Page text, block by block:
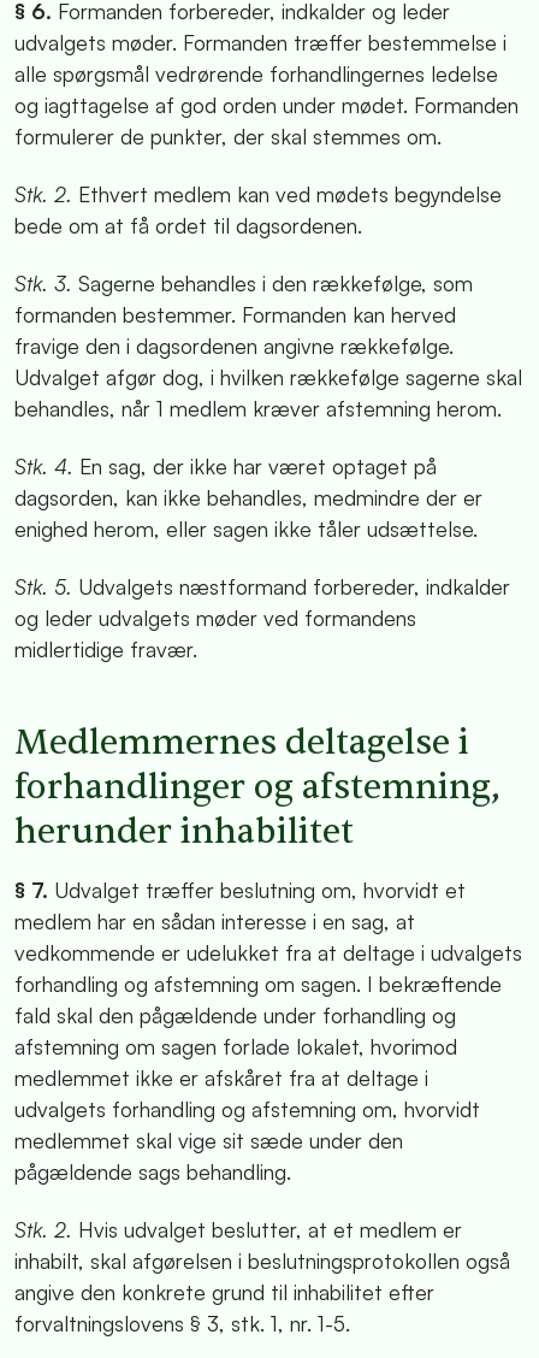
§ 6. Formanden forbereder, indkalder og leder
udvalgets møder. Formanden træffer bestemmelse i
alle spørgsmål vedrørende forhandlingernes ledelse
og iagttagelse af god orden under mødet. Formanden
formulerer de punkter, der skal stemmes om.
Stk. 2. Ethvert medlem kan ved mødets begyndelse
bede om at få ordet til dagsordenen.
Stk. 3. Sagerne behandles i den rækkefølge, som
formanden bestemmer. Formanden kan herved
fravige den i dagsordenen angivne rækkefølge.
Udvalget afgør dog, i hvilken rækkefølge sagerne skal
behandles, når 1 medlem kræver afstemning herom.
Stk. 4. En sag, der ikke har været optaget på
dagsorden, kan ikke behandles, medmindre der er
enighed herom, eller sagen ikke tåler udsættelse.
Stk. 5. Udvalgets næstformand forbereder, indkalder
og leder udvalgets møder ved formandens
midlertidige fravær.
Medlemmernes deltagelse i
forhandlinger og afstemning,
herunder inhabilitet
§ 7. Udvalget træffer beslutning om, hvorvidt et
medlem har en sådan interesse i en sag, at
vedkommende er udelukket fra at deltage i udvalgets
forhandling og afstemning om sagen. I bekræftende
fald skal den pågældende under forhandling og
afstemning om sagen forlade lokalet, hvorimod
medlemmet ikke er afskåret fra at deltage i
udvalgets forhandling og afstemning om, hvorvidt
medlemmet skal vige sit sæde under den
pågældende sags behandling.
Stk. 2. Hvis udvalget beslutter, at et medlem er
inhabilt, skal afgørelsen i beslutningsprotokollen også
angive den konkrete grund til inhabilitet efter
forvaltningslovens § 3, stk. 1, nr. 1-5.